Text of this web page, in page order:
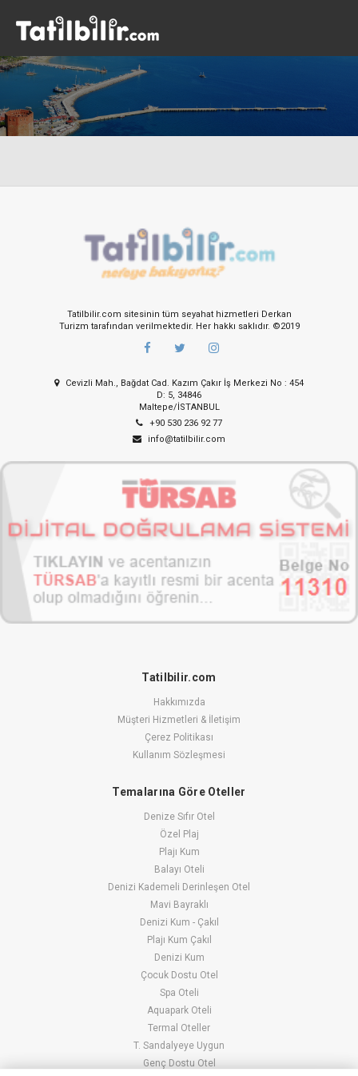
Tatilbilir.com sitesinin tüm seyahat hizmetleri Derkan
Turizm tarafından verilmektedir. Her hakkı saklıdır. ©2019
Cevizli Mah., Bağdat Cad. Kazım Çakır İş Merkezi No : 454
D: 5, 34846
Maltepe/İSTANBUL
+90 530 236 92 77
info@tatilbilir.com
Tatilbilir.com
Hakkımızda
Müşteri Hizmetleri & İletişim
Çerez Politikası
Kullanım Sözleşmesi
Temalarına Göre Oteller
Denize Sıfır Otel
Özel Plaj
Plajı Kum
Balayı Oteli
Denizi Kademeli Derinleşen Otel
Mavi Bayraklı
Denizi Kum - Çakıl
Plajı Kum Çakıl
Denizi Kum
Çocuk Dostu Otel
Spa Oteli
Aquapark Oteli
Termal Oteller
T. Sandalyeye Uygun
Genç Dostu Otel